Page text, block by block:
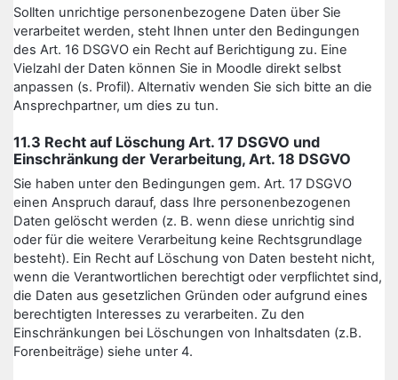
Sollten unrichtige personenbezogene Daten über Sie
verarbeitet werden, steht Ihnen unter den Bedingungen
des Art. 16 DSGVO ein Recht auf Berichtigung zu. Eine
Vielzahl der Daten können Sie in Moodle direkt selbst
anpassen (s. Profil). Alternativ wenden Sie sich bitte an die
Ansprechpartner, um dies zu tun.
11.3 Recht auf Löschung Art. 17 DSGVO und
Einschränkung der Verarbeitung, Art. 18 DSGVO
Sie haben unter den Bedingungen gem. Art. 17 DSGVO
einen Anspruch darauf, dass Ihre personenbezogenen
Daten gelöscht werden (z. B. wenn diese unrichtig sind
oder für die weitere Verarbeitung keine Rechtsgrundlage
besteht). Ein Recht auf Löschung von Daten besteht nicht,
wenn die Verantwortlichen berechtigt oder verpflichtet sind,
die Daten aus gesetzlichen Gründen oder aufgrund eines
berechtigten Interesses zu verarbeiten. Zu den
Einschränkungen bei Löschungen von Inhaltsdaten (z.B.
Forenbeiträge) siehe unter 4.